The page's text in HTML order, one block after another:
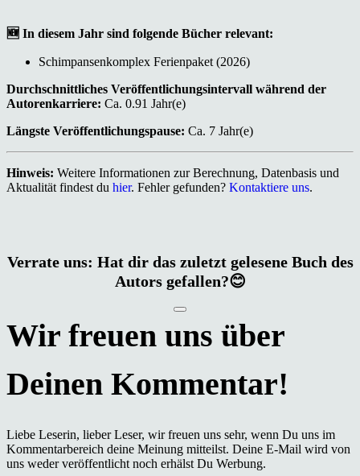
🆕 In diesem Jahr sind folgende Bücher relevant:
Schimpansenkomplex Ferienpaket (2026)
Durchschnittliches Veröffentlichungsintervall während der
Autorenkarriere: Ca. 0.91 Jahr(e)
Längste Veröffentlichungspause: Ca. 7 Jahr(e)
Hinweis: Weitere Informationen zur Berechnung, Datenbasis und
Aktualität findest du hier. Fehler gefunden? Kontaktiere uns.
Verrate uns: Hat dir das zuletzt gelesene Buch des
Autors gefallen?😊
Liebe Leserin, lieber Leser, wir freuen uns sehr, wenn Du uns im
Kommentarbereich deine Meinung mitteilst. Deine E-Mail wird von
uns weder veröffentlicht noch erhälst Du Werbung.